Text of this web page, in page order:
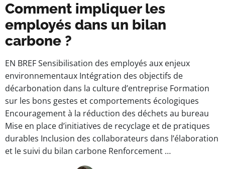
Comment impliquer les
employés dans un bilan
carbone ?
EN BREF Sensibilisation des employés aux enjeux
environnementaux Intégration des objectifs de
décarbonation dans la culture d’entreprise Formation
sur les bons gestes et comportements écologiques
Encouragement à la réduction des déchets au bureau
Mise en place d’initiatives de recyclage et de pratiques
durables Inclusion des collaborateurs dans l’élaboration
et le suivi du bilan carbone Renforcement …